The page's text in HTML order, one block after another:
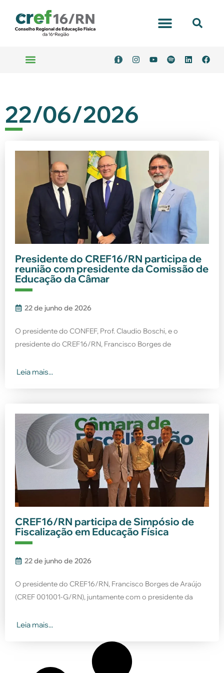
22/06/2026
Presidente do CREF16/RN participa de
reunião com presidente da Comissão de
Educação da Câmar
22 de junho de 2026
O presidente do CONFEF, Prof. Claudio Boschi, e o
presidente do CREF16/RN, Francisco Borges de
Leia mais...
CREF16/RN participa de Simpósio de
Fiscalização em Educação Física
22 de junho de 2026
O presidente do CREF16/RN, Francisco Borges de Araújo
(CREF 001001-G/RN), juntamente com o presidente da
Leia mais...